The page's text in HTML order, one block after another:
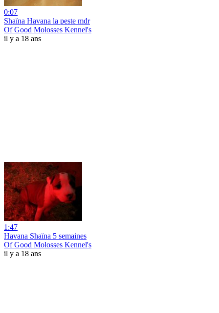
0:07
Shaïna Havana la peste mdr
Of Good Molosses Kennel's
il y a 18 ans
1:47
Havana Shaïna 5 semaines
Of Good Molosses Kennel's
il y a 18 ans